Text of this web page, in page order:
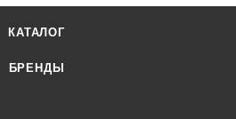
КАТАЛОГ
БРЕНДЫ